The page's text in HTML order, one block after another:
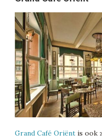
Grand Café Oriënt is ook